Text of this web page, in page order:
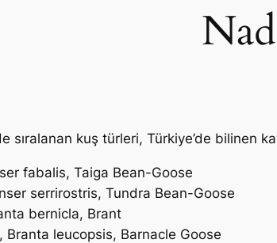
sıralanan kuş türleri, Türkiye’de bilinen
fabalis, Taiga Bean-Goose
serrirostris, Tundra Bean-Goose
bernicla, Brant
, Branta leucopsis, Barnacle Goose